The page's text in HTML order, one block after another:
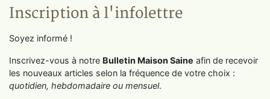
Inscription à l'infolettre
Soyez informé !
Inscrivez-vous à notre Bulletin Maison Saine afin de recevoir
les nouveaux articles selon la fréquence de votre choix :
quotidien, hebdomadaire ou mensuel.